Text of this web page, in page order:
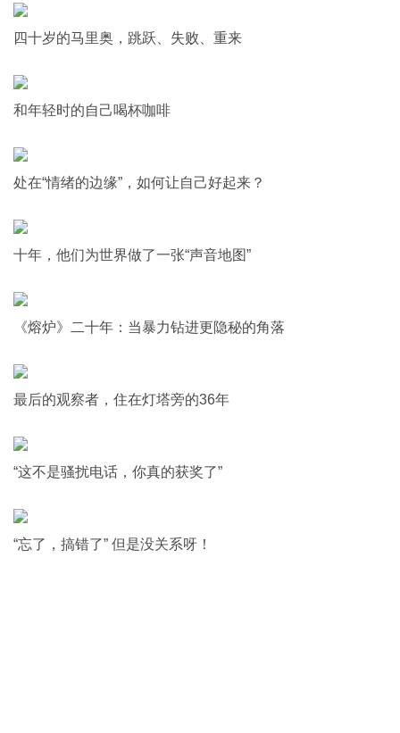
四十岁的马里奥，跳跃、失败、重来
和年轻时的自己喝杯咖啡
处在“情绪的边缘”，如何让自己好起来？
十年，他们为世界做了一张“声音地图”
《熔炉》二十年：当暴力钻进更隐秘的角落
最后的观察者，住在灯塔旁的36年
“这不是骚扰电话，你真的获奖了”
“忘了，搞错了” 但是没关系呀！